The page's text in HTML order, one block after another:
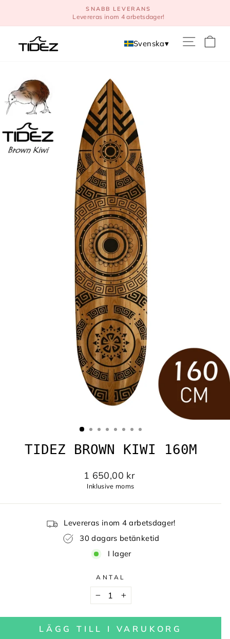
innehåll
SNABB LEVERANS
Levereras inom 4 arbetsdager!
Svenska▾
TIDEZ BROWN KIWI 160M
1 650,00 kr
Inklusive moms
Levereras inom 4 arbetsdager!
30 dagars betänketid
I lager
ANTAL
+
LÄGG TILL I VARUKORG